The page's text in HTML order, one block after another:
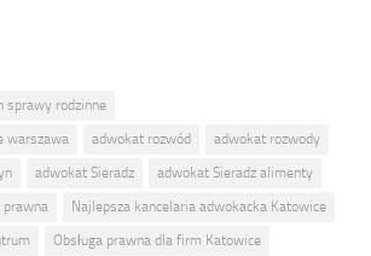
sprawy rodzinne
warszawa
adwokat rozwód
adwokat rozwody
adwokat Sieradz
adwokat Sieradz alimenty
prawna
Najlepsza kancelaria adwokacka Katowice
Obsługa prawna dla firm Katowice